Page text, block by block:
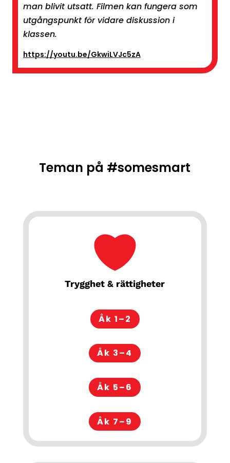
man blivit utsatt. Filmen kan fungera som
utgångspunkt för vidare diskussion i
klassen.
https://youtu.be/GkwiLVJc5zA
Teman på #somesmart
Trygghet & rättigheter
Åk 1–2
Åk 3–4
Åk 5–6
Åk 7–9